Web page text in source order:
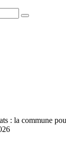
: la commune